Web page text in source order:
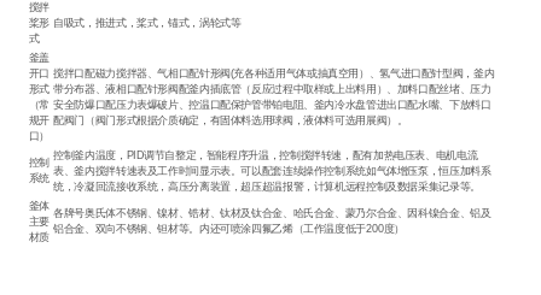
搅拌
桨形
式
自吸式，推进式，桨式，锚式，涡轮式等
釜盖
开口
形式
（常
规开
口）
搅拌口配磁力搅拌器、气相口配针形阀(充各种适用气体或抽真空用）、氢气进口配针型阀，釜内
带分布器、液相口配针形阀配釜内插底管（反应过程中取样或上出料用）、加料口配丝堵、压力
安全防爆口配压力表爆破片、控温口配保护管带铂电阻、釜内冷水盘管进出口配水嘴、下放料口
配阀门（阀门形式根据介质确定，有固体料选用球阀，液体料可选用展阀）。
控制
系统
控制釜内温度，PID调节自整定，智能程序升温，控制搅拌转速，配有加热电压表、电机电流
表、釜内搅拌转速表及工作时间显示表。可以配套连续操作控制系统如气体增压泵，恒压加料系
统，冷凝回流接收系统，高压分离装置，超压超温报警，计算机远程控制及数据采集记录等。
釜体
主要
材质
各牌号奥氏体不锈钢、镍材、锆材、钛材及钛合金、哈氏合金、蒙乃尔合金、因科镍合金、铝及
铝合金、双向不锈钢、钽材等。内还可喷涂四氟乙烯（工作温度低于200度）